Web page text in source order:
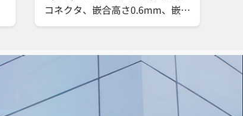
コネクタ、嵌合高さ0.6mm、嵌合
部ピッチ0.25mm、実装部ピッチ